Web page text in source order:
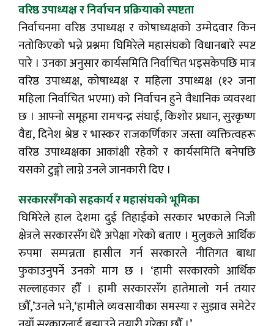
वरिष्ठ उपाध्यक्ष र निर्वाचन प्रक्रियाको स्पष्टता
निर्वाचनमा वरिष्ठ उपाध्यक्ष र कोषाध्यक्षको उम्मेदवार किन
नतोकिएको भन्ने प्रश्नमा घिमिरेले महासंघको विधानबारे स्पष्ट
पारे । उनका अनुसार कार्यसमिति निर्वाचित भइसकेपछि मात्र
वरिष्ठ उपाध्यक्ष, कोषाध्यक्ष र महिला उपाध्यक्ष (१२ जना
महिला निर्वाचित भएमा) को निर्वाचन हुने वैधानिक व्यवस्था
छ । आफ्नो समूहमा रामचन्द्र संघाई, किशोर प्रधान, सुरकृष्ण
वैद्य, दिनेश श्रेष्ठ र भास्कर राजकर्णिकार जस्ता व्यक्तित्वहरू
वरिष्ठ उपाध्यक्षका आकांक्षी रहेको र कार्यसमिति बनेपछि
यसको टुङ्गो लाग्ने उनले जानकारी दिए ।
सरकारसँगको सहकार्य र महासंघको भूमिका
घिमिरेले हाल देशमा दुई तिहाईको सरकार भएकाले निजी
क्षेत्रले सरकारसँग धेरै अपेक्षा गरेको बताए । मुलुकले आर्थिक
रुपमा सम्पन्नता हासील गर्न सरकारले नीतिगत बाधा
फुकाउनुपर्ने उनको माग छ । ‘हामी सरकारको आर्थिक
सल्लाहकार हौँ । हामी सरकारसँग हातेमालो गर्न तयार
छौँ,’उनले भने,‘हामीले व्यवसायीका समस्या र सुझाव समेटेर